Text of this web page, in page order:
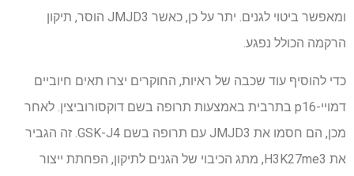
ומאפשר ביטוי לגנים. יתר על כן, כאשר JMJD3 הוסר, תיקון
הרקמה הכולל נפגע.
כדי להוסיף עוד שכבה של ראיות, החוקרים יצרו תאים חיוביים
דמויי-p16 בתרבית באמצעות תרופה בשם דוקסורוביצין. לאחר
מכן, הם חסמו את JMJD3 עם תרופה בשם GSK-J4. זה הגביר
את H3K27me3, מתג הכיבוי של הגנים לתיקון, הפחתת ייצור